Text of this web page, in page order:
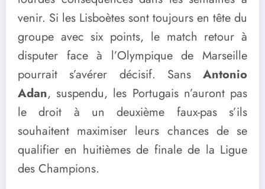
venir. Si les Lisboètes sont toujours en tête du
groupe avec six points, le match retour à
disputer face à l’Olympique de Marseille
pourrait s’avérer décisif. Sans Antonio
Adan, suspendu, les Portugais n’auront pas
le droit à un deuxième faux-pas s’ils
souhaitent maximiser leurs chances de se
qualifier en huitièmes de finale de la Ligue
des Champions.